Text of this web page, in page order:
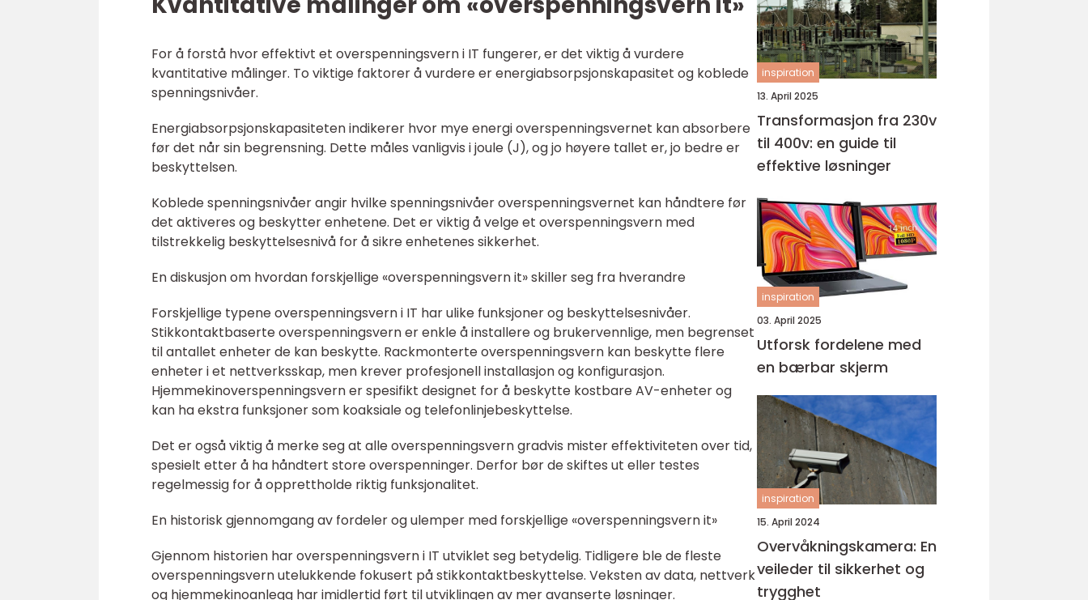
For å forstå hvor effektivt et overspenningsvern i IT fungerer, er det viktig å vurdere
kvantitative målinger. To viktige faktorer å vurdere er energiabsorpsjonskapasitet og koblede
spenningsnivåer.
Energiabsorpsjonskapasiteten indikerer hvor mye energi overspenningsvernet kan absorbere
før det når sin begrensning. Dette måles vanligvis i joule (J), og jo høyere tallet er, jo bedre er
beskyttelsen.
Koblede spenningsnivåer angir hvilke spenningsnivåer overspenningsvernet kan håndtere før
det aktiveres og beskytter enhetene. Det er viktig å velge et overspenningsvern med
tilstrekkelig beskyttelsesnivå for å sikre enhetenes sikkerhet.
En diskusjon om hvordan forskjellige «overspenningsvern it» skiller seg fra hverandre
Forskjellige typene overspenningsvern i IT har ulike funksjoner og beskyttelsesnivåer.
Stikkontaktbaserte overspenningsvern er enkle å installere og brukervennlige, men begrenset
til antallet enheter de kan beskytte. Rackmonterte overspenningsvern kan beskytte flere
enheter i et nettverksskap, men krever profesjonell installasjon og konfigurasjon.
Hjemmekinoverspenningsvern er spesifikt designet for å beskytte kostbare AV-enheter og
kan ha ekstra funksjoner som koaksiale og telefonlinjebeskyttelse.
Det er også viktig å merke seg at alle overspenningsvern gradvis mister effektiviteten over tid,
spesielt etter å ha håndtert store overspenninger. Derfor bør de skiftes ut eller testes
regelmessig for å opprettholde riktig funksjonalitet.
En historisk gjennomgang av fordeler og ulemper med forskjellige «overspenningsvern it»
Gjennom historien har overspenningsvern i IT utviklet seg betydelig. Tidligere ble de fleste
overspenningsvern utelukkende fokusert på stikkontaktbeskyttelse. Veksten av data, nettverk
og hjemmekinoanlegg har imidlertid ført til utviklingen av mer avanserte løsninger.
inspiration
13. April 2025
Transformasjon fra 230v
til 400v: en guide til
effektive løsninger
inspiration
03. April 2025
Utforsk fordelene med
en bærbar skjerm
inspiration
15. April 2024
Overvåkningskamera: En
veileder til sikkerhet og
trygghet